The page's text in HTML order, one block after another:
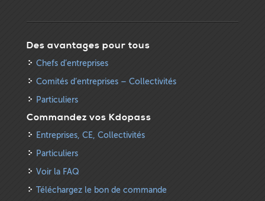
Des avantages pour tous
Chefs d’entreprises
Comités d’entreprises – Collectivités
Particuliers
Commandez vos Kdopass
Entreprises, CE, Collectivités
Particuliers
Voir la FAQ
Téléchargez le bon de commande